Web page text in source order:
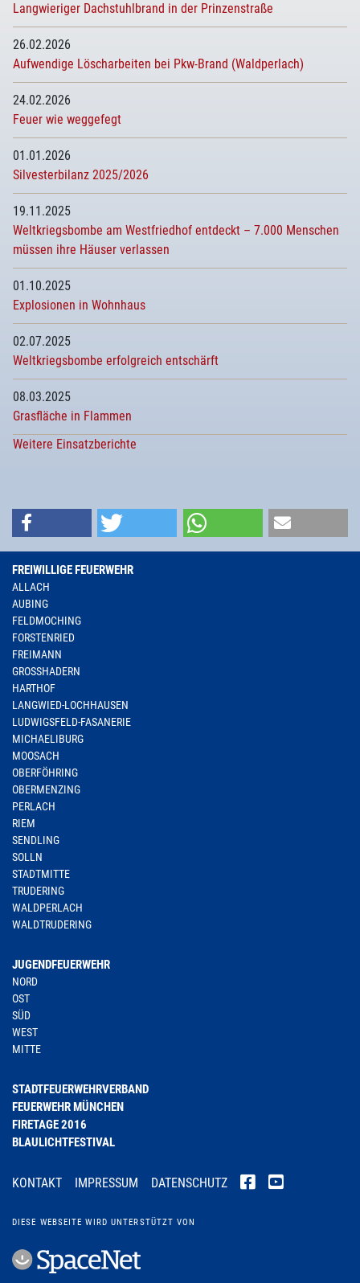
Langwieriger Dachstuhlbrand in der Prinzenstraße
26.02.2026
Aufwendige Löscharbeiten bei Pkw-Brand (Waldperlach)
24.02.2026
Feuer wie weggefegt
01.01.2026
Silvesterbilanz 2025/2026
19.11.2025
Weltkriegsbombe am Westfriedhof entdeckt – 7.000 Menschen
müssen ihre Häuser verlassen
01.10.2025
Explosionen in Wohnhaus
02.07.2025
Weltkriegsbombe erfolgreich entschärft
08.03.2025
Grasfläche in Flammen
Weitere Einsatzberichte
FREIWILLIGE FEUERWEHR
ALLACH
AUBING
FELDMOCHING
FORSTENRIED
FREIMANN
GROSSHADERN
HARTHOF
LANGWIED-LOCHHAUSEN
LUDWIGSFELD-FASANERIE
MICHAELIBURG
MOOSACH
OBERFÖHRING
OBERMENZING
PERLACH
RIEM
SENDLING
SOLLN
STADTMITTE
TRUDERING
WALDPERLACH
WALDTRUDERING
JUGENDFEUERWEHR
NORD
OST
SÜD
WEST
MITTE
STADTFEUERWEHRVERBAND
FEUERWEHR MÜNCHEN
FIRETAGE 2016
BLAULICHTFESTIVAL
KONTAKT IMPRESSUM DATENSCHUTZ
DIESE WEBSEITE WIRD UNTERSTÜTZT VON